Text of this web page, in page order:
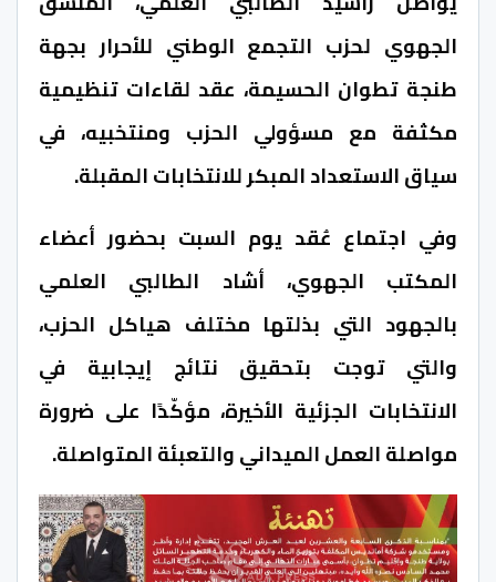
الجهوي لحزب التجمع الوطني للأحرار بجهة
طنجة تطوان الحسيمة، عقد لقاءات تنظيمية
مكثفة مع مسؤولي الحزب ومنتخبيه، في
سياق الاستعداد المبكر للانتخابات المقبلة.
وفي اجتماع عُقد يوم السبت بحضور أعضاء
المكتب الجهوي، أشاد الطالبي العلمي
بالجهود التي بذلتها مختلف هياكل الحزب،
والتي توجت بتحقيق نتائج إيجابية في
الانتخابات الجزئية الأخيرة، مؤكّدًا على ضرورة
مواصلة العمل الميداني والتعبئة المتواصلة.